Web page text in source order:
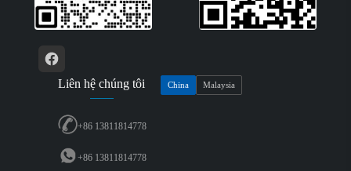
Liên hệ chúng tôi China Malaysia
+86 13811814778
+86 13811814778